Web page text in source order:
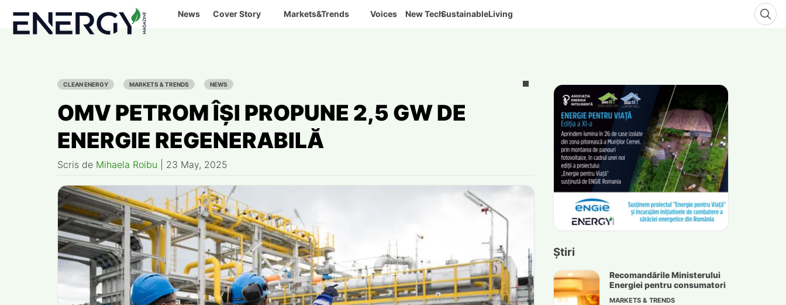
content
News Cover Story Markets&Trends Voices New TechSustainableLiving
CLEAN ENERGY MARKETS & TRENDS NEWS
OMV PETROM ÎȘI PROPUNE 2,5 GW DE
ENERGIE REGENERABILĂ
Scris de Mihaela Roibu 23 May, 2025
Știri
Recomandările Ministerului
Energiei pentru consumatori
MARKETS & TRENDS